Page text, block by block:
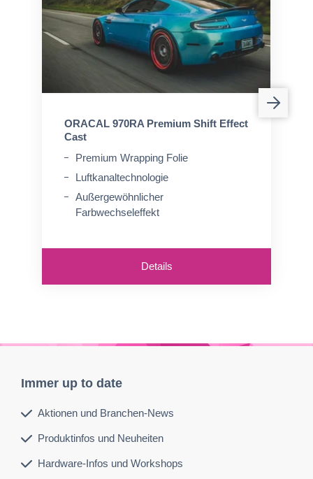
ORACAL 970RA Premium Shift Effect
Cast
Premium Wrapping Folie
Luftkanaltechnologie
Außergewöhnlicher
Farbwechseleffekt
Details
Immer up to date
Aktionen und Branchen-News
Produktinfos und Neuheiten
Hardware-Infos und Workshops